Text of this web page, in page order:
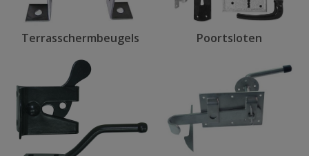
Terrasschermbeugels Poortsloten